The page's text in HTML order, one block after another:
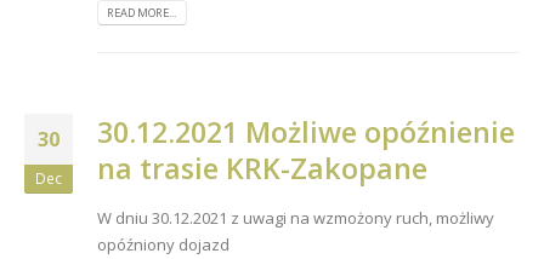
READ MORE...
30
Dec
30.12.2021 Możliwe opóźnienie
na trasie KRK-Zakopane
W dniu 30.12.2021 z uwagi na wzmożony ruch, możliwy
opóźniony dojazd